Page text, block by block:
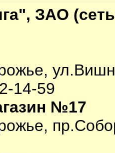
ЗАО
14-59
№17